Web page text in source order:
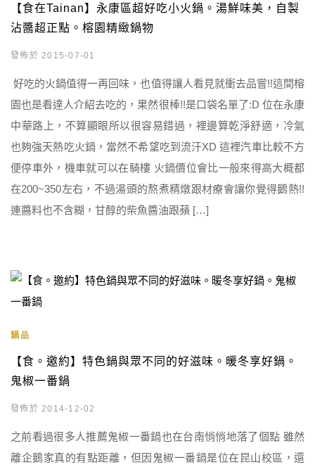
【食在Tainan】永康區超好吃小火鍋。湯鮮味美，自製
沾醬超正點。榕園精緻鍋物
發佈於 2015-07-01
好吃的火鍋值得一再回味，也值得讓人看見就衝去品嘗!!這間榕
園也是看達人介紹去吃的，果然很棒!!是口袋名單了:D 位在永康
中華路上，不算顯眼所以很容易錯過，裡邊算乾淨舒適，冷氣
也夠強天熱吃火鍋，當然不希望吃到流汗XD 這裡汽車比較不方
便停車外，機車就可以在騎樓 火鍋價位會比一般來得高大概都
在200~350左右，不過湯頭的熬煮精燉跟材療會讓你覺得鵝熱!!
連醬料也不含糊，甘醇的柴魚醬油跟蘋 […]
鍋品
【食。邀約】特色鍋與眾不同的好滋味。暖冬享好鍋。
鬼椒一番鍋
發佈於 2014-12-02
之前看過很多人推薦鬼椒一番鍋也在台南悄悄地落了個點 雖然
離企鵝家真的有點距離，但因鬼椒一番鍋是位在昆山校區，還